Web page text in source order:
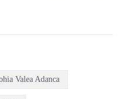
Valea Adanca